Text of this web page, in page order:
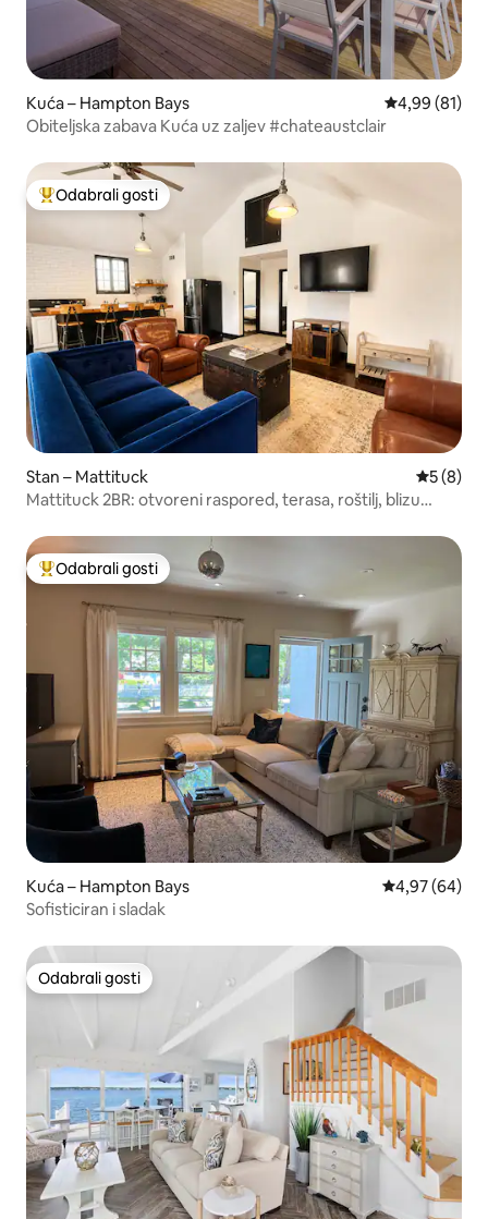
Kuća – Hampton Bays Prosječna
4,99 (81)
Obiteljska zabava Kuća uz zaljev #chateaustclair
Među najviše rangiranima s oznakom „Odabrali gosti”
Odabrali gosti
Stan – Mattituck
5 (8)
Mattituck 2BR: otvoreni raspored, terasa, roštilj, blizu
Među najviše rangiranima s oznakom „Odabrali gosti”
Odabrali gosti
Kuća – Hampton Bays Prosječna
4,97 (64)
Sofisticiran i sladak
Odabrali gosti
Odabrali gosti